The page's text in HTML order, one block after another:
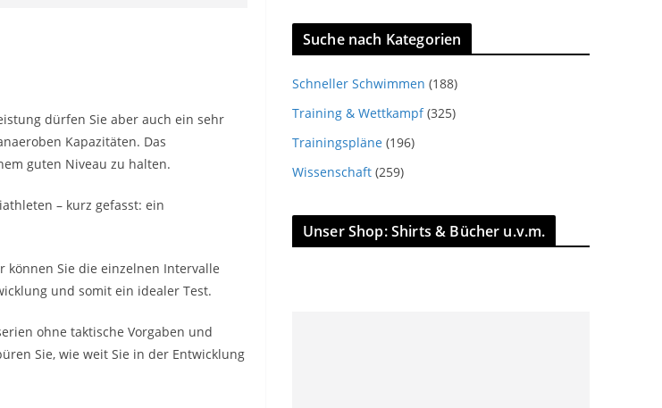
dürfen Sie aber auch ein sehr
Kapazitäten. Das
guten Niveau zu halten.
– kurz gefasst: ein
können Sie die einzelnen Intervalle
und somit ein idealer Test.
ohne taktische Vorgaben und
Sie, wie weit Sie in der Entwicklung
Suche nach Kategorien
Schneller Schwimmen (188)
Training & Wettkampf(325)
Trainingspläne (196)
Wissenschaft (259)
Unser Shop: Shirts & Bücher u.v.m.